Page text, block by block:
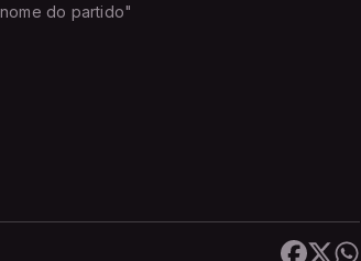
do partido"